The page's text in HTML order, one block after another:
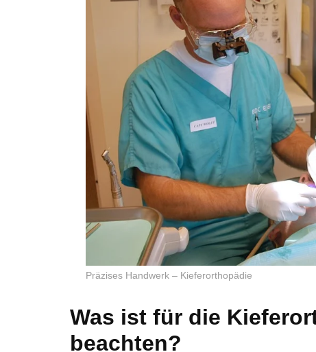
Präzises Handwerk – Kieferorthopädie
Was ist für die
beachten?